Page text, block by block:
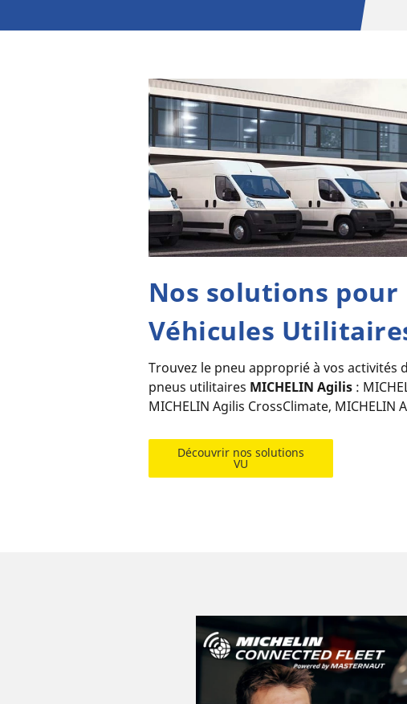
Nos solutions pour
Véhicules
Trouvez le pneu approprié à vos activités
pneus utilitaires MICHELIN Agilis :
MICHELIN Agilis CrossClimate, MICHELIN
Découvrir nos solutions
VU